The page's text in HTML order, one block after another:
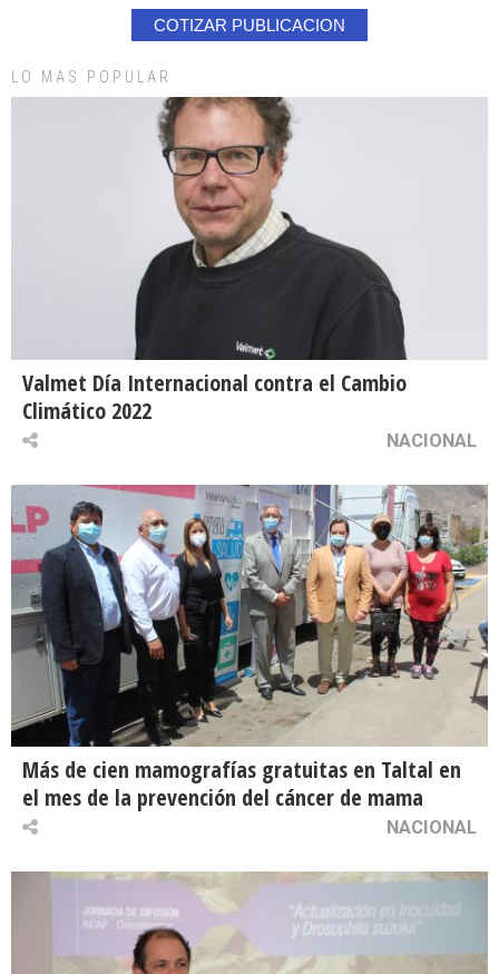
COTIZAR PUBLICACION
LO MAS POPULAR
Valmet Día Internacional contra el Cambio
Climático 2022
NACIONAL
Más de cien mamografías gratuitas en Taltal en
el mes de la prevención del cáncer de mama
NACIONAL